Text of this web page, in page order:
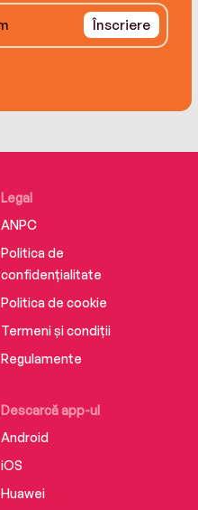
Înscriere
Descarcă app-ul
Android
iOS
Huawei
Legal
ANPC
Politica de
confidențialitate
Politica de cookie
Termeni și condiții
Regulamente